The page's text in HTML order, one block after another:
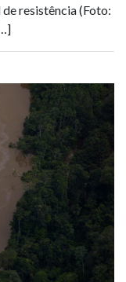
resistência (Foto: